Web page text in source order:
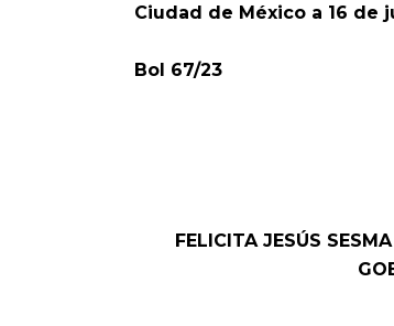
Ciudad de México a 16 de
Bol 67/23
FELICITA JESÚS